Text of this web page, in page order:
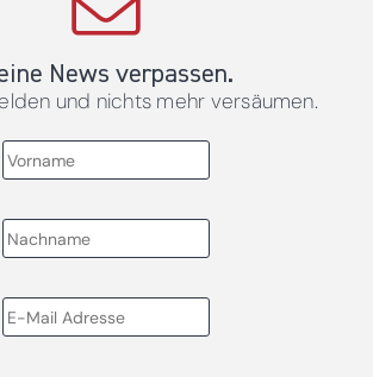
News verpassen.
und nichts mehr versäumen.